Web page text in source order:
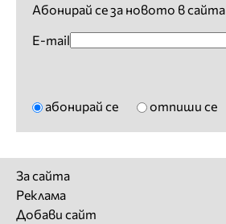
Абонирай се за новото в сайта
E-mail
абонирай се отпиши се
За сайта
Реклама
Добави сайт